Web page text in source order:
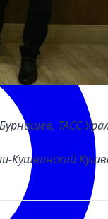
ТАСС
Кушвинский